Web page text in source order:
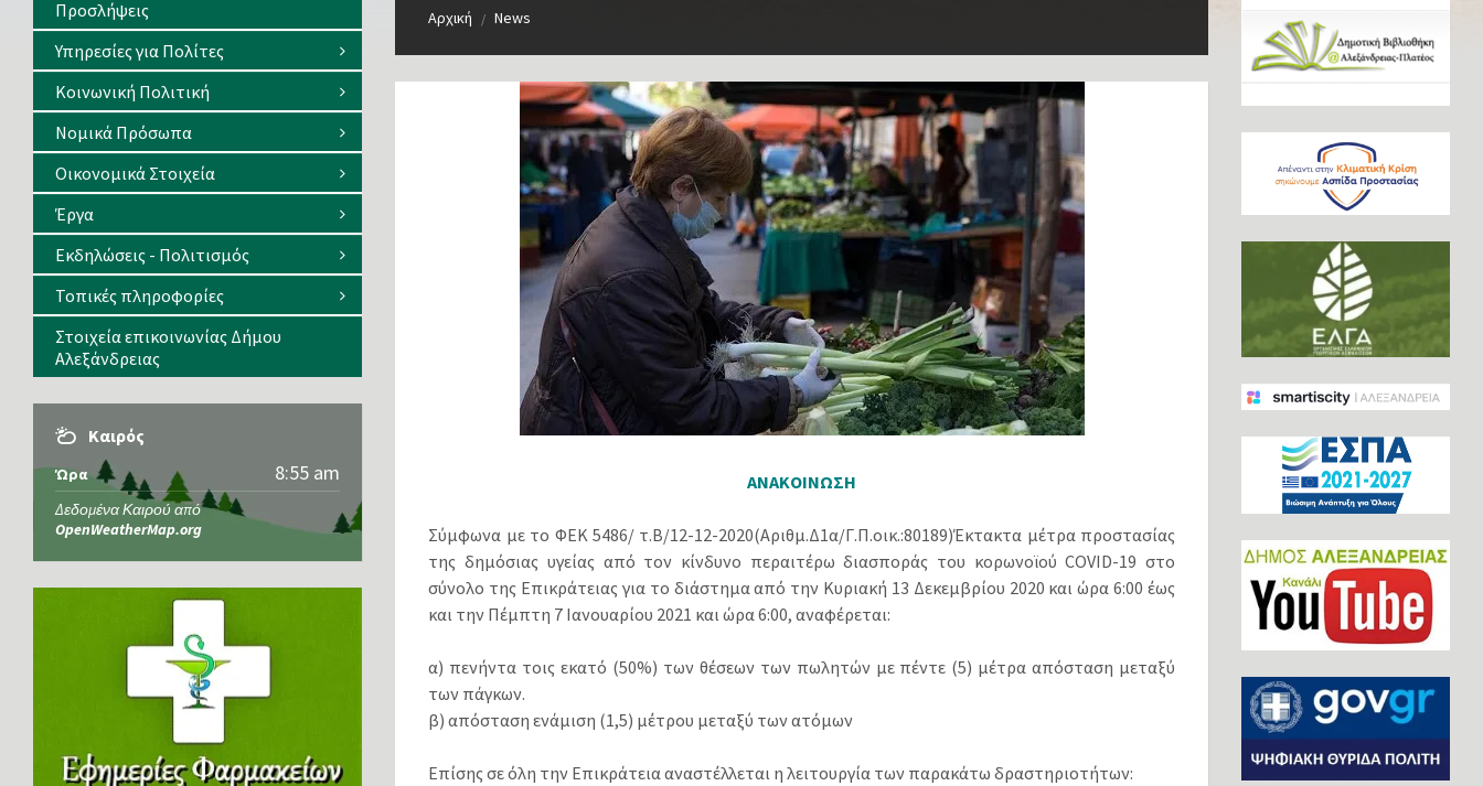
Αρχική / News
ΑΝΑΚΟΙΝΩΣΗ
Σύμφωνα με το ΦΕΚ 5486/ τ.Β/12-12-2020(Αριθμ.Δ1α/Γ.Π.οικ.:80189)Έκτακτα μέτρα προστασίας
της δημόσιας υγείας από τον κίνδυνο περαιτέρω διασποράς του κορωνοϊού COVID-19 στο
σύνολο της Επικράτειας για το διάστημα από την Κυριακή 13 Δεκεμβρίου 2020 και ώρα 6:00 έως
και την Πέμπτη 7 Ιανουαρίου 2021 και ώρα 6:00, αναφέρεται:
α) πενήντα τοις εκατό (50%) των θέσεων των πωλητών με πέντε (5) μέτρα απόσταση μεταξύ
των πάγκων.
β) απόσταση ενάμιση (1,5) μέτρου μεταξύ των ατόμων
Επίσης σε όλη την Επικράτεια αναστέλλεται η λειτουργία των παρακάτω δραστηριοτήτων:
Προσλήψεις
Υπηρεσίες για Πολίτες
Κοινωνική Πολιτική
Νομικά Πρόσωπα
Οικονομικά Στοιχεία
Έργα
Εκδηλώσεις - Πολιτισμός
Τοπικές πληροφορίες
Στοιχεία επικοινωνίας Δήμου
Αλεξάνδρειας
Καιρός
Ώρα 8:55 am
Δεδομένα Καιρού από
OpenWeatherMap.org